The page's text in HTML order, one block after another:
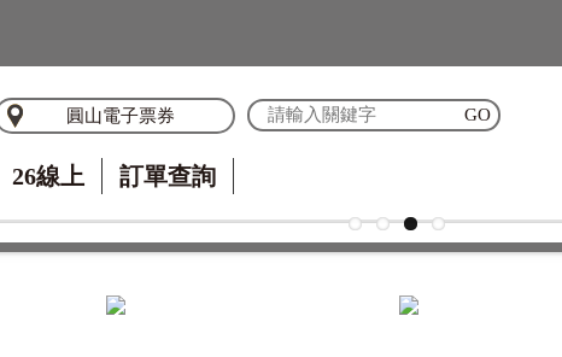
圓山電子票券
26線上 訂單查詢